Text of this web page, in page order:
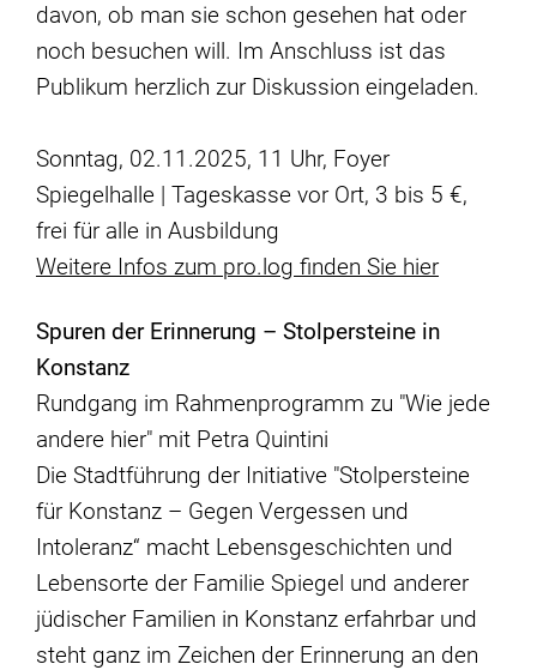
davon, ob man sie schon gesehen hat oder
noch besuchen will. Im Anschluss ist das
Publikum herzlich zur Diskussion eingeladen.
Sonntag, 02.11.2025, 11 Uhr, Foyer
Spiegelhalle | Tageskasse vor Ort, 3 bis 5 €,
frei für alle in Ausbildung
Weitere Infos zum pro.log finden Sie hier
Spuren der Erinnerung – Stolpersteine in
Konstanz
Rundgang im Rahmenprogramm zu "Wie jede
andere hier" mit Petra Quintini
Die Stadtführung der Initiative "Stolpersteine
für Konstanz – Gegen Vergessen und
Intoleranz“ macht Lebensgeschichten und
Lebensorte der Familie Spiegel und anderer
jüdischer Familien in Konstanz erfahrbar und
steht ganz im Zeichen der Erinnerung an den